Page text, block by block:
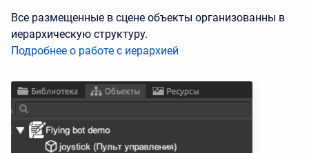
Все размещенные в сцене объекты организованны в
иерархическую структуру.
Подробнее о работе с иерархией